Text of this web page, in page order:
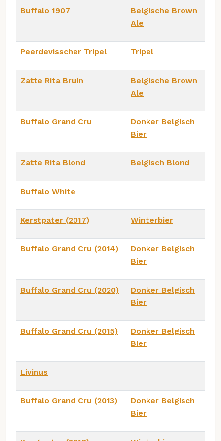
Buffalo 1907
Belgische Brown
Ale
Peerdevisscher Tripel Tripel
Zatte Rita Bruin
Belgische Brown
Ale
Buffalo Grand Cru
Donker Belgisch
Bier
Zatte Rita Blond Belgisch Blond
Buffalo White
Kerstpater (2017) Winterbier
Buffalo Grand Cru (2014)
Donker Belgisch
Bier
Buffalo Grand Cru (2020)
Donker Belgisch
Bier
Buffalo Grand Cru (2015)
Donker Belgisch
Bier
Livinus
Buffalo Grand Cru (2013)
Donker Belgisch
Bier